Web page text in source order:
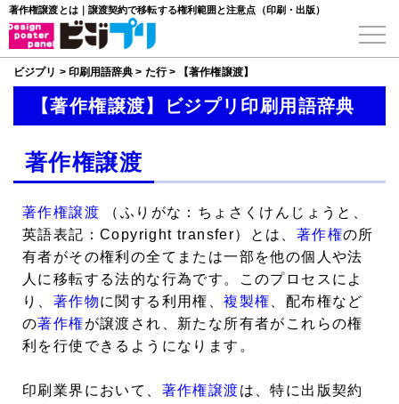
著作権譲渡とは｜譲渡契約で移転する権利範囲と注意点（印刷・出版）
ビジプリ > 印刷用語辞典 > た行> 【著作権譲渡】
【著作権譲渡】ビジプリ印刷用語辞典
著作権譲渡
著作権譲渡 （ふりがな：ちょさくけんじょうと、
英語表記：Copyright transfer）とは、 著作権の所
有者がその権利の全てまたは一部を他の個人や法
人に移転する法的な行為です。このプロセスによ
り、 著作物に関する利用権、複製権 、配布権など
の著作権が譲渡され、新たな所有者がこれらの権
利を行使できるようになります。
印刷業界において、 著作権譲渡は、特に出版契約